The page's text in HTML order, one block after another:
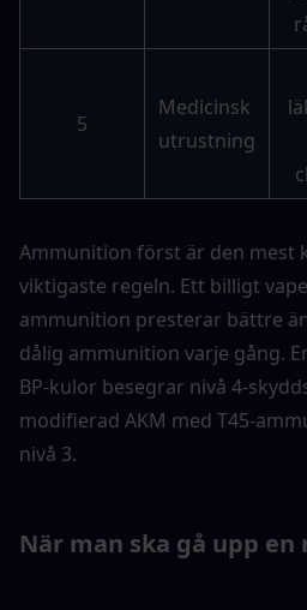
5
Medicinsk
utrustning
Ammunition först är den mest
viktigaste regeln. Ett billigt
ammunition presterar bättre
dålig ammunition varje gång.
BP-kulor besegrar nivå 4-
modifierad AKM med T45-
nivå 3.
När man ska gå upp en